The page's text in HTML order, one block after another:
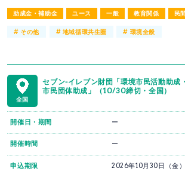
助成金・補助金 ユース 一般 教育関係 民
#その他 # 地域循環共生圏 # 環境全般
全国
セブン-イレブン財団「環境市民活動助成
市民団体助成」（10/30締切・全国）
開催日・期間 ー
開催時間 ー
申込期限 2026年10月30日（金）